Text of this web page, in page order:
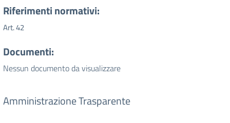
Riferimenti normativi:
Art. 42
Documenti:
Nessun documento da visualizzare
Amministrazione Trasparente